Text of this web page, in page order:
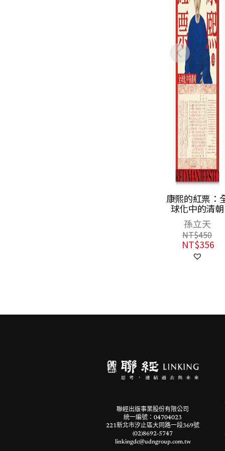
康熙的紅票：
球化中的清朝
孫立天
NT$450
NT$356
聯經出版事業股份有限公司
統一編號：04704023
221新北市汐止區大同路一段369號
(02)8692-5747
linkingdc@udngroup.com.tw